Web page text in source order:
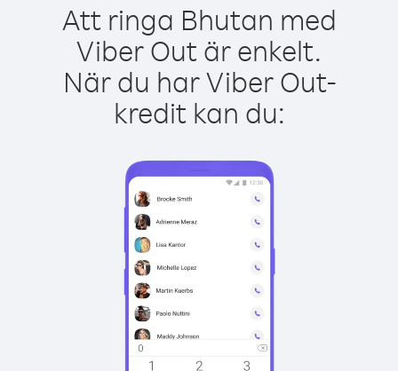
Att ringa Bhutan med
Viber Out är enkelt.
När du har Viber Out-
kredit kan du: